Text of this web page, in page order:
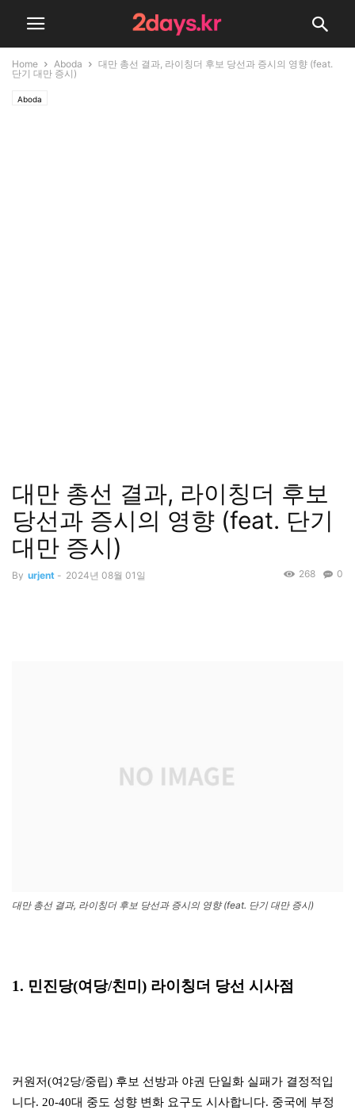
Home Aboda
대만 총선 결과, 라이칭더 후보 당선과 증시의 영향 (feat.
단기 대만 증시)
Aboda
대만 총선 결과, 라이칭더 후보
당선과 증시의 영향 (feat. 단기
대만 증시)
By urjent - 2024년 08월 01일 0
268
대만 총선 결과, 라이칭더 후보 당선과 증시의 영향 (feat. 단기 대만 증시)
1. 민진당(여당/친미) 라이칭더 당선 시사점
커원저(여2당/중립) 후보 선방과 야권 단일화 실패가 결정적입
니다. 20-40대 중도 성향 변화 요구도 시사합니다. 중국에 부정